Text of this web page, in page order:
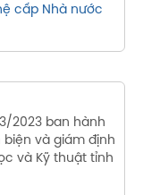
cấp Nhà nước
2023 ban hành
và giám định
và Kỹ thuật tỉnh